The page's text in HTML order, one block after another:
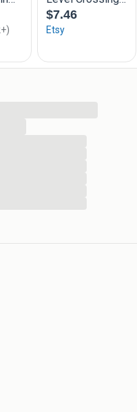
is geen product van
Lillabo/Imaginarium/
ter illustratie en
anders wil laten printen of